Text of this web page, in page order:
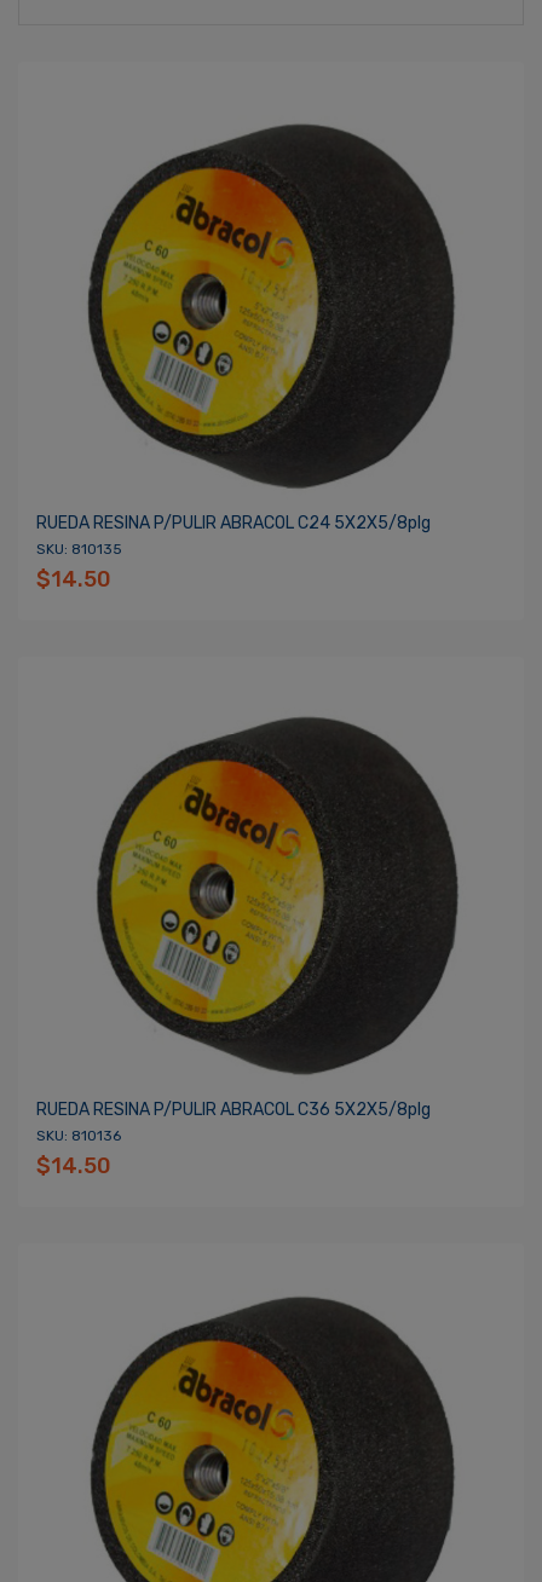
RUEDA RESINA P/PULIR ABRACOL C24 5X2X5/8plg
SKU: 810135
$14.50
RUEDA RESINA P/PULIR ABRACOL C36 5X2X5/8plg
SKU: 810136
$14.50